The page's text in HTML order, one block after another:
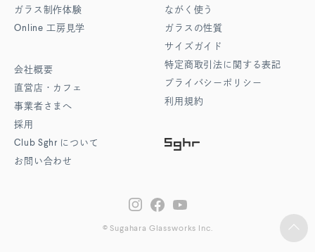
ガラス制作体験
Online 工房見学
会社概要
直営店・カフェ
事業者さまへ
採用
Club Sghr について
お問い合わせ
ながく使う
ガラスの性質
サイズガイド
特定商取引法に関する表記
プライバシーポリシー
利用規約
© Sugahara Glassworks Inc.